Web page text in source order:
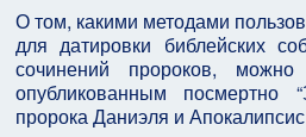
О том, какими методами
для датировки библейских
сочинений пророков,
опубликованным посмертно
пророка Даниэля и